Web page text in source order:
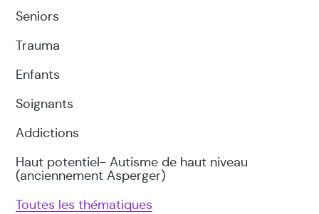
Seniors
Trauma
Enfants
Soignants
Addictions
Haut potentiel- Autisme de haut niveau
(anciennement Asperger)
Toutes les thématiques